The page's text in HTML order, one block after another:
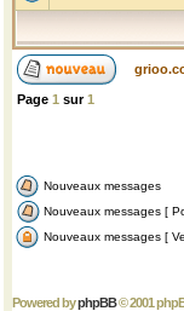
Page 1 sur1
Nouveaux messages
Nouveaux messages [
Nouveaux messages [
Powered byphpBB© 2001